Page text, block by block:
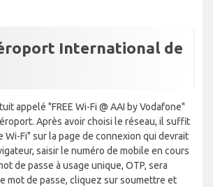
International de
appelé "FREE Wi-Fi @ AAI by Vodafone"
Après avoir choisi le réseau, il suffit
Wi-Fi" sur la page de connexion qui devrait
saisir le numéro de mobile en cours
de passe à usage unique, OTP, sera
mot de passe, cliquez sur soumettre et